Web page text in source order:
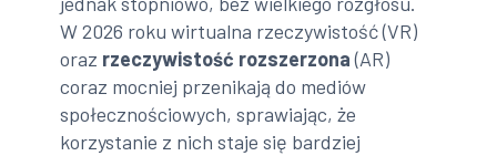
W 2026 roku wirtualna rzeczywistość (VR)
oraz rzeczywistość rozszerzona(AR)
coraz mocniej przenikają do mediów
społecznościowych, sprawiając, że
korzystanie z nich staje się bardziej